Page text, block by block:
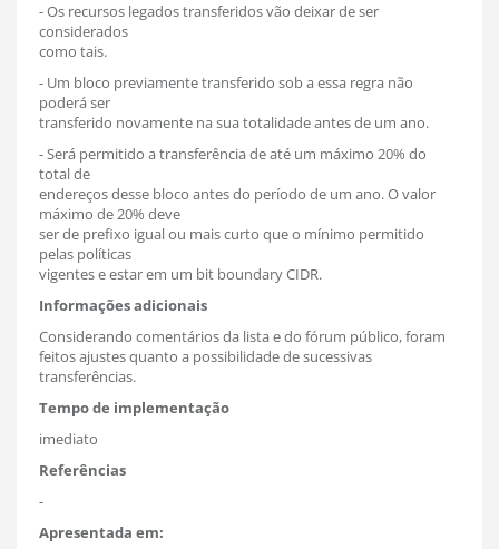
- Os recursos legados transferidos vão deixar de ser
considerados
como tais.
- Um bloco previamente transferido sob a essa regra não
poderá ser
transferido novamente na sua totalidade antes de um ano.
- Será permitido a transferência de até um máximo 20% do
total de
endereços desse bloco antes do período de um ano. O valor
máximo de 20% deve
ser de prefixo igual ou mais curto que o mínimo permitido
pelas políticas
vigentes e estar em um bit boundary CIDR.
Informações adicionais
Considerando comentários da lista e do fórum público, foram
feitos ajustes quanto a possibilidade de sucessivas
transferências.
Tempo de implementação
imediato
Referências
-
Apresentada em: